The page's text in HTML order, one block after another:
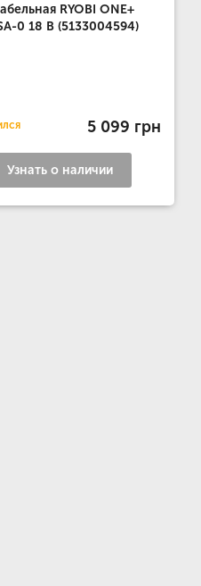
RYOBI ONE+
0 18 В (5133004594)
5 099 грн
Узнать о наличии